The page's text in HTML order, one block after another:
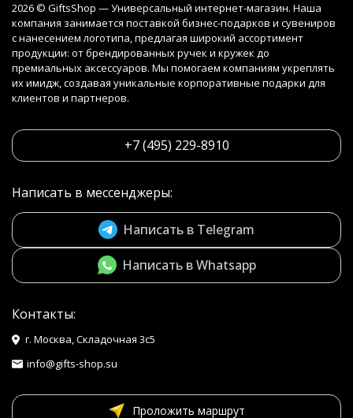
2026 © GiftsShop — Универсальный интернет-магазин. Наша
компания занимается поставкой бизнес-подарков и сувениров
с нанесением логотипа, предлагая широкий ассортимент
продукции: от брендированных ручек и кружек до
премиальных аксессуаров. Мы помогаем компаниям укреплять
их имидж, создавая уникальные корпоративные подарки для
клиентов и партнеров.
+7 (495) 229-8910
Написать в мессенджеры:
Написать в Telegram
Написать в Whatsapp
Контакты:
г. Москва, Складочная 3с5
info@gifts-shop.su
Проложить маршрут